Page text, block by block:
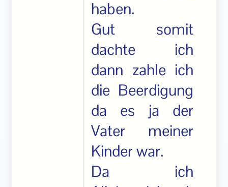
haben.
Gut somit
dachte ich
dann zahle ich
die Beerdigung
da es ja der
Vater meiner
Kinder war.
Da ich